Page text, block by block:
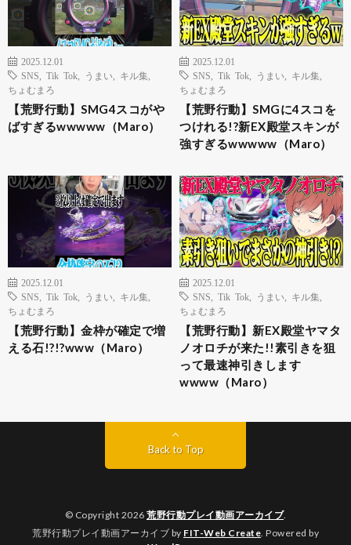
2025.12.01
SNS
Tik Tok うまい キル集
ちょむまろ
【荒野行動】SMG4スコがや
ばすぎるwwwww（Maro）
2025.12.01
SNS
Tik Tok うまい キル集
ちょむまろ
【荒野行動】SMGに4スコを
つけれる!?新EX殿堂スキンが
強すぎるwwwww（Maro）
2025.12.01
SNS
Tik Tok うまい キル集
ちょむまろ
【荒野行動】金枠が確定で増
える石!?!?www（Maro）
2025.12.01
SNS
Tik Tok うまい キル集
ちょむまろ
【荒野行動】新EX殿堂ヤマタ
ノオロチが来た!!素引きを狙
って最速神引きします
wwww（Maro）
Back to Top
© Copyright 2026 荒野行動プレイ動画アーカイブ.
荒野行動プレイ動画アーカイブ by FIT-Web Create. Powered by